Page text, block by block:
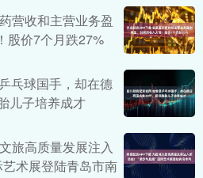
营收和主营业务盈
股价7个月跌27%
乓球国手，却在德
儿子培养成才
旅高质量发展注入
艺术展登陆青岛市南